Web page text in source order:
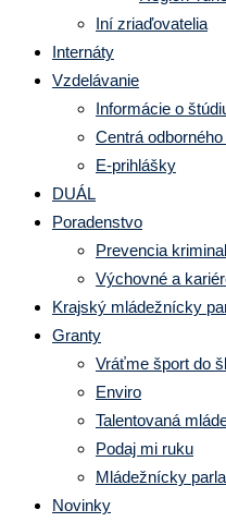
Iní zriaďovatelia
Internáty
Vzdelávanie
Informácie o
Centrá
E-prihlášky
DUÁL
Poradenstvo
Prevencia
Výchovné a
Krajský mládežnícky
Granty
Vráťme šport do
Enviro
Talentovaná
Podaj mi ruku
Mládežnícky
Novinky